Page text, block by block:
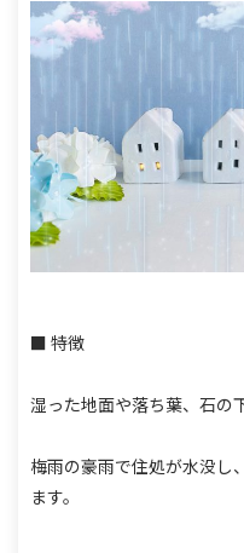
■ 特徴
湿った地面や落ち葉、石の
梅雨の豪雨で住処が水没し
ます。